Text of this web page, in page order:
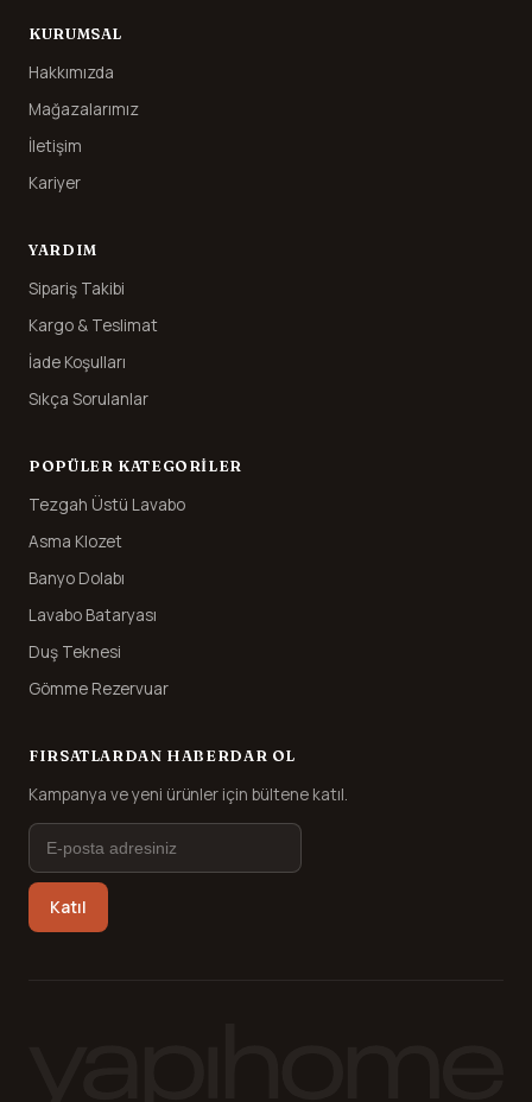
KURUMSAL
Hakkımızda
Mağazalarımız
İletişim
Kariyer
YARDIM
Sipariş Takibi
Kargo & Teslimat
İade Koşulları
Sıkça Sorulanlar
POPÜLER KATEGORILER
Tezgah Üstü Lavabo
Asma Klozet
Banyo Dolabı
Lavabo Bataryası
Duş Teknesi
Gömme Rezervuar
FIRSATLARDAN HABERDAR OL
Kampanya ve yeni ürünler için bültene katıl.
Katıl